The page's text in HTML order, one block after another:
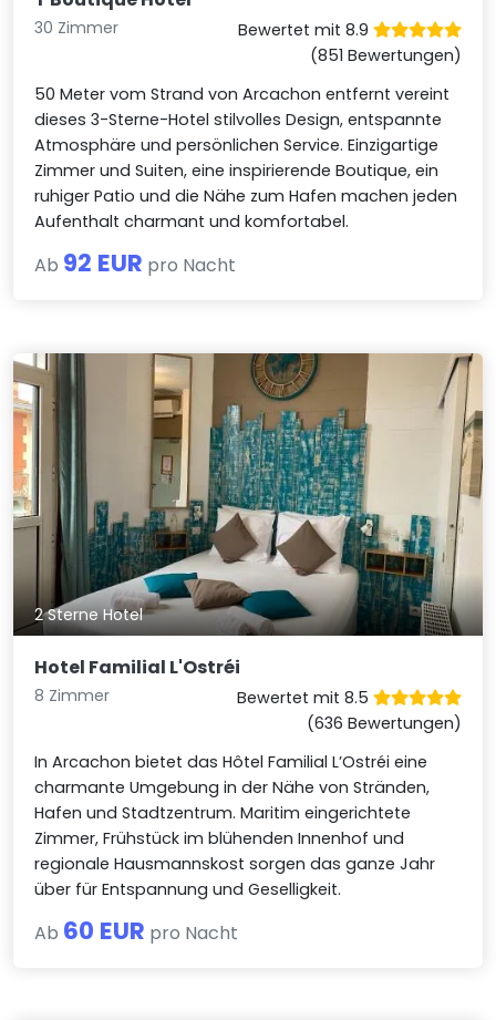
30 Zimmer
Bewertet mit 8.9
(851 Bewertungen)
50 Meter vom Strand von Arcachon entfernt vereint
dieses 3-Sterne-Hotel stilvolles Design, entspannte
Atmosphäre und persönlichen Service. Einzigartige
Zimmer und Suiten, eine inspirierende Boutique, ein
ruhiger Patio und die Nähe zum Hafen machen jeden
Aufenthalt charmant und komfortabel.
Ab 92 EUR pro Nacht
2 Sterne Hotel
Hotel Familial L'Ostréi
8 Zimmer
Bewertet mit 8.5
(636 Bewertungen)
In Arcachon bietet das Hôtel Familial L’Ostréi eine
charmante Umgebung in der Nähe von Stränden,
Hafen und Stadtzentrum. Maritim eingerichtete
Zimmer, Frühstück im blühenden Innenhof und
regionale Hausmannskost sorgen das ganze Jahr
über für Entspannung und Geselligkeit.
Ab 60 EUR pro Nacht